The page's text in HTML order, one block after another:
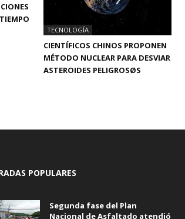
TECNOLOGÍA
CIENTÍFICOS CHINOS PROPONEN
MÉTODO NUCLEAR PARA DESVIAR
ASTEROIDES PELIGROSØS
POPULARES
Segunda fase del Plan
Nacional de Asfaltado atendió